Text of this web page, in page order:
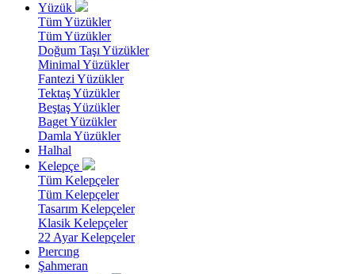
Yüzük
Tüm Yüzükler
Tüm Yüzükler
Doğum Taşı Yüzükler
Minimal Yüzükler
Fantezi Yüzükler
Tektaş Yüzükler
Beştaş Yüzükler
Baget Yüzükler
Damla Yüzükler
Halhal
Kelepçe
Tüm Kelepçeler
Tüm Kelepçeler
Tasarım Kelepçeler
Klasik Kelepçeler
22 Ayar Kelepçeler
Pıercıng
Şahmeran